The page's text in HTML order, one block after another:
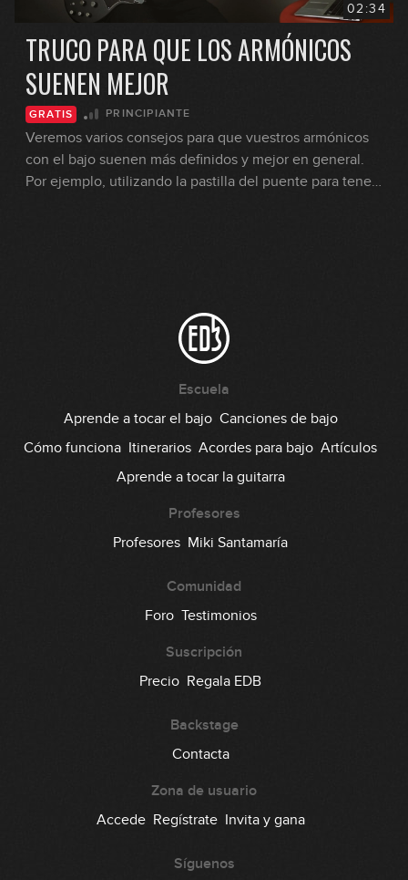
02:34
TRUCO PARA QUE LOS ARMÓNICOS
SUENEN MEJOR
GRATIS PRINCIPIANTE
Veremos varios consejos para que vuestros armónicos
con el bajo suenen más definidos y mejor en general.
Por ejemplo, utilizando la pastilla del puente para tener
Escuela
Aprende a tocar el bajo Canciones de bajo
Cómo funciona Itinerarios Acordes para bajo Artículos
Aprende a tocar la guitarra
Profesores
Profesores Miki Santamaría
Comunidad
Foro Testimonios
Suscripción
Precio Regala EDB
Backstage
Contacta
Zona de usuario
Accede Regístrate Invita y gana
Síguenos